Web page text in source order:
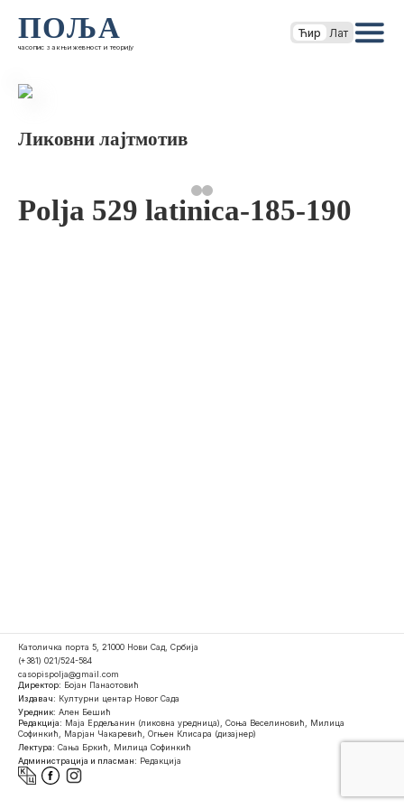
ПОЉА
часопис за књижевност и теорију
Ћир Лат
Ликовни лајтмотив
Polja 529 latinica-185-190
Католичка порта 5, 21000 Нови Сад, Србија
(+381) 021/524-584
casopispolja@gmail.com
Директор: Бојан Панаотовић
Издавач: Културни центар Новог Сада
Уредник: Ален Бешић
Редакција: Маја Ердељанин (ликовна уредница), Соња Веселиновић, Милица
Софинкић, Марјан Чакаревић, Огњен Клисара (дизајнер)
Лектура: Сања Бркић, Милица Софинкић
Администрација и пласман: Редакција